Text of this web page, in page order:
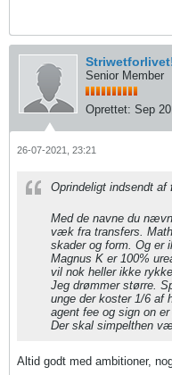
Senior Member
Oprettet: Sep
26-07-2021, 23:21
Oprindeligt indsendt af
Med de navne du
væk fra transfers.
skader og form. Og er
Magnus K er 100%
vil nok heller ikke
Jeg drømmer større.
unge der koster 1/6 af
agent fee og sign on er
Der skal simpelthen
Altid godt med ambitioner,